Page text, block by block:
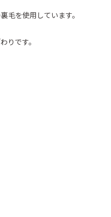
毛を使用しています。
りです。